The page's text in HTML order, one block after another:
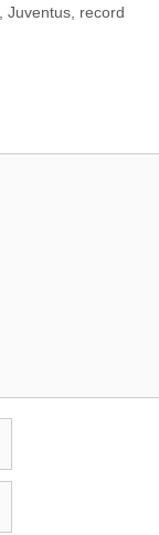
,Juventus record